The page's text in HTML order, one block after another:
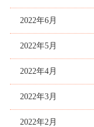
2022年6月
2022年5月
2022年4月
2022年3月
2022年2月